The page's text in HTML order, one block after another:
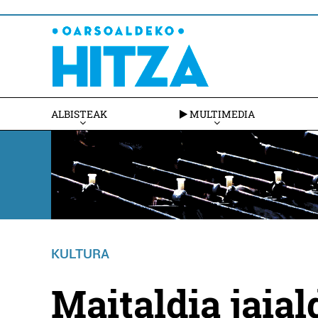
ALBISTEAK MULTIMEDIA
KULTURA
Maitaldia